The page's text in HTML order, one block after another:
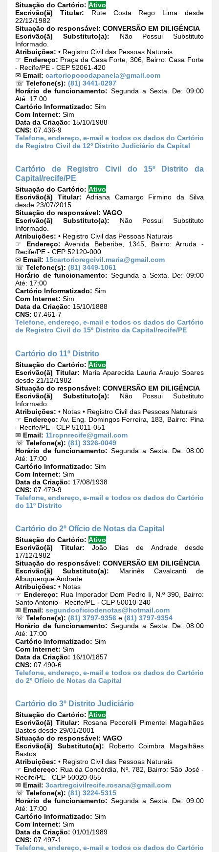
Situação do Cartório: Ativo
Escrivão(ã) Titular: Rute Costa Rego Lima desde
22/12/1982
Situação do responsável: CONVERSÃO EM DILIGÊNCIA
Escrivão(ã) Substituto(a): Não Possui Substituto
Informado.
Atribuições: • Registro Civil das Pessoas Naturais
☞ Endereço: Praça da Casa Forte, 306, Bairro: Casa Forte
- Recife/PE - CEP 52061-420
✉ Email: cartoriopocodapanela@gmail.com
☏ Telefone(s): (81) 3441-0297
Horário de funcionamento: Segunda a Sexta. De: 09:00
Até: 17:00
Cartório Informatizado: Sim
Com Internet: Sim
Data da Criação: 15/10/1988
CNS: 07.436-9
Telefone, endereço, e-mail e todos os dados do Cartório
de Registro Civil de 12º Distrito Judiciário da Capital
Cartório de Registro Civil do 15º Distrito da
Capital/recife/PE
Situação do Cartório: Ativo
Escrivão(ã) Titular: Adriana Camargo Firmino da Silva
desde 23/07/2015
Situação do responsável: VAGO
Escrivão(ã) Substituto(a): Não Possui Substituto
Informado.
Atribuições: • Registro Civil das Pessoas Naturais
☞ Endereço: Avenida Beberibe, 1345, Bairro: Arruda -
Recife/PE - CEP 52120-000
✉ Email: 15cartorioregcivil.maria@gmail.com
☏ Telefone(s): (81) 3449-1061
Horário de funcionamento: Segunda a Sexta. De: 09:00
Até: 17:00
Cartório Informatizado: Sim
Com Internet: Sim
Data da Criação: 15/10/1888
CNS: 07.461-7
Telefone, endereço, e-mail e todos os dados do Cartório
de Registro Civil do 15º Distrito da Capital/recife/PE
Cartório do 11º Distrito
Situação do Cartório: Ativo
Escrivão(ã) Titular: Maria Aparecida Lauria Araujo Soares
desde 21/12/1982
Situação do responsável: CONVERSÃO EM DILIGÊNCIA
Escrivão(ã) Substituto(a): Não Possui Substituto
Informado.
Atribuições: • Notas • Registro Civil das Pessoas Naturais
☞ Endereço: Av. Eng. Domingos Ferreira, 183, Bairro: Pina
- Recife/PE - CEP 51011-051
✉ Email: 11rcpnrecife@gmail.com
☏ Telefone(s): (81) 3326-0049
Horário de funcionamento: Segunda a Sexta. De: 08:00
Até: 17:00
Cartório Informatizado: Sim
Com Internet: Sim
Data da Criação: 17/08/1938
CNS: 07.479-9
Telefone, endereço, e-mail e todos os dados do Cartório
do 11º Distrito
Cartório do 2º Ofício de Notas da Capital
Situação do Cartório: Ativo
Escrivão(ã) Titular: João Dias de Andrade desde
17/12/1982
Situação do responsável: CONVERSÃO EM DILIGÊNCIA
Escrivão(ã) Substituto(a): Marinês Cavalcanti de
Albuquerque Andrade
Atribuições: • Notas
☞ Endereço: Rua Imperador Dom Pedro Ii, N.º 390, Bairro:
Santo Antonio - Recife/PE - CEP 50010-240
✉ Email: segundooficiodenotas@hotmail.com
☏ Telefone(s): (81) 3797-9356 e (81) 3797-9354
Horário de funcionamento: Segunda a Sexta. De: 08:00
Até: 17:00
Cartório Informatizado: Sim
Com Internet: Sim
Data da Criação: 16/10/1857
CNS: 07.490-6
Telefone, endereço, e-mail e todos os dados do Cartório
do 2º Ofício de Notas da Capital
Cartório do 3º Distrito Judiciário
Situação do Cartório: Ativo
Escrivão(ã) Titular: Rosana Pecorelli Pimentel Magalhães
Bastos desde 29/01/2001
Situação do responsável: VAGO
Escrivão(ã) Substituto(a): Roberto Coimbra Magalhães
Bastos
Atribuições: • Registro Civil das Pessoas Naturais
☞ Endereço: Rua da Concórdia, Nº. 782, Bairro: São José -
Recife/PE - CEP 50020-055
✉ Email: 3cartregcivilrecife.rosana@gmail.com
☏ Telefone(s): (81) 3224-5315
Horário de funcionamento: Segunda a Sexta. De: 09:00
Até: 17:00
Cartório Informatizado: Sim
Com Internet: Sim
Data da Criação: 01/01/1989
CNS: 07.497-1
Telefone, endereço, e-mail e todos os dados do Cartório